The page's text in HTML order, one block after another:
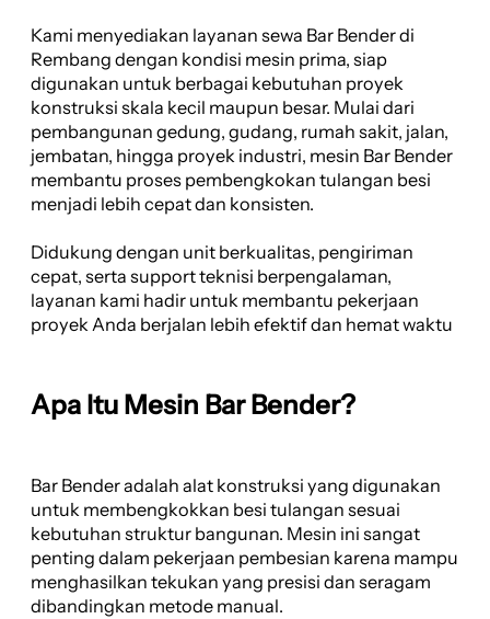
Kami menyediakan layanan sewa Bar Bender di
Rembang dengan kondisi mesin prima, siap
digunakan untuk berbagai kebutuhan proyek
konstruksi skala kecil maupun besar. Mulai dari
pembangunan gedung, gudang, rumah sakit, jalan,
jembatan, hingga proyek industri, mesin Bar Bender
membantu proses pembengkokan tulangan besi
menjadi lebih cepat dan konsisten.
Didukung dengan unit berkualitas, pengiriman
cepat, serta support teknisi berpengalaman,
layanan kami hadir untuk membantu pekerjaan
proyek Anda berjalan lebih efektif dan hemat waktu
Apa Itu Mesin Bar Bender?
Bar Bender adalah alat konstruksi yang digunakan
untuk membengkokkan besi tulangan sesuai
kebutuhan struktur bangunan. Mesin ini sangat
penting dalam pekerjaan pembesian karena mampu
menghasilkan tekukan yang presisi dan seragam
dibandingkan metode manual.